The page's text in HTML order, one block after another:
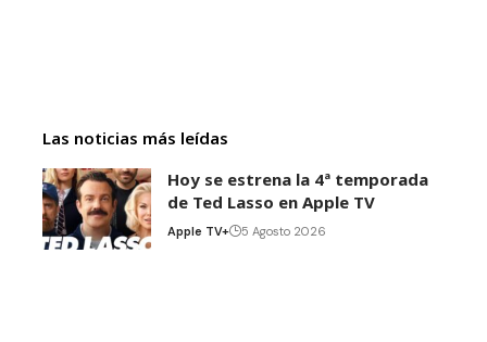
Las noticias más leídas
Hoy se estrena la 4ª temporada
de Ted Lasso en Apple TV
Apple TV+ 5 Agosto 2026